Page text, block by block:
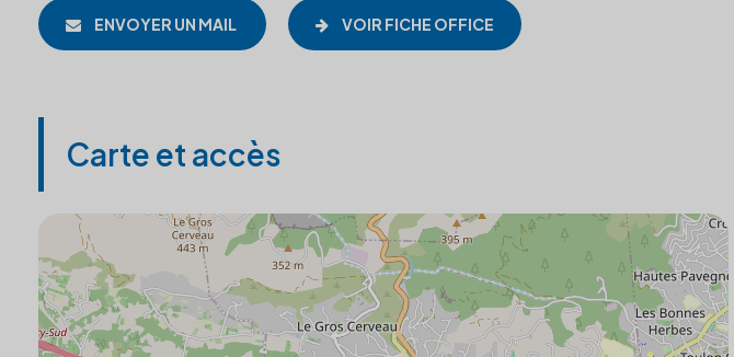
ENVOYER UN MAIL VOIR FICHE OFFICE
Carte et accès